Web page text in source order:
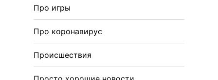
Про игры
Про коронавирус
Происшествия